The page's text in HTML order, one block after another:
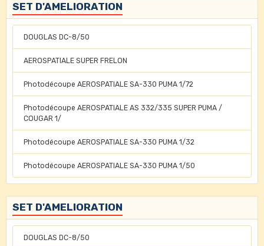
SET D'AMELIORATION
DOUGLAS DC-8/50
AEROSPATIALE SUPER FRELON
Photodécoupe AEROSPATIALE SA-330 PUMA 1/72
Photodécoupe AEROSPATIALE AS 332/335 SUPER PUMA /
COUGAR 1/
Photodécoupe AEROSPATIALE SA-330 PUMA 1/32
Photodécoupe AEROSPATIALE SA-330 PUMA 1/50
SET D'AMELIORATION
DOUGLAS DC-8/50